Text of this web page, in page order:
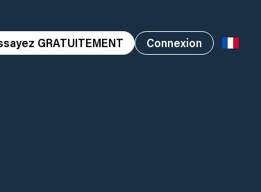
GRATUITEMENT Connexion